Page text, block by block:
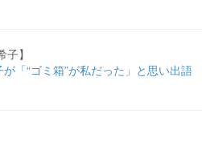
】
「“ゴミ箱”が私だった」と思い出語